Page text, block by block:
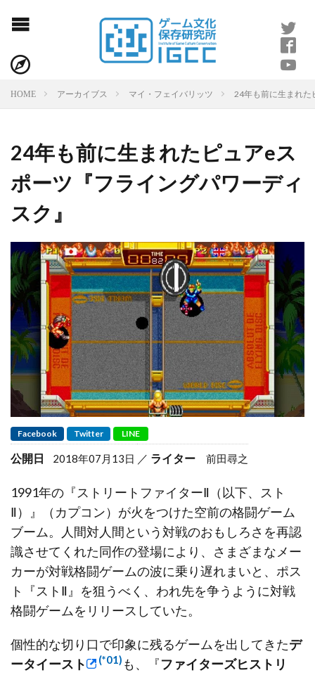
HOME アーカイブス マイ・フェイバリッツ 24年も前に生まれた
24年も前に生まれたピュアeス
ポーツ『フライングパワーディ
スク』
Facebook Twitter LINE
公開日 2018年07月13日 ライター 前田尋之
1991年の『ストリートファイターⅡ（以下、スト
Ⅱ）』（カプコン）が火をつけた空前の格闘ゲーム
ブーム。人間対人間という対戦のおもしろさを再認
識させてくれた同作の登場により、さまざまなメー
カーが対戦格闘ゲームの波に乗り遅れまいと、ポス
ト『ストⅡ』を狙うべく、われ先を争うように対戦
格闘ゲームをリリースしていた。
個性的な切り口で印象に残るゲームを出してきたデ
ータイースト
(*01) も、『ファイターズヒストリ